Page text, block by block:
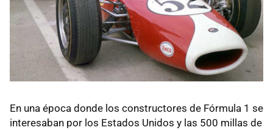
En una época donde los constructores de Fórmula 1 se
interesaban por los Estados Unidos y las 500 millas de